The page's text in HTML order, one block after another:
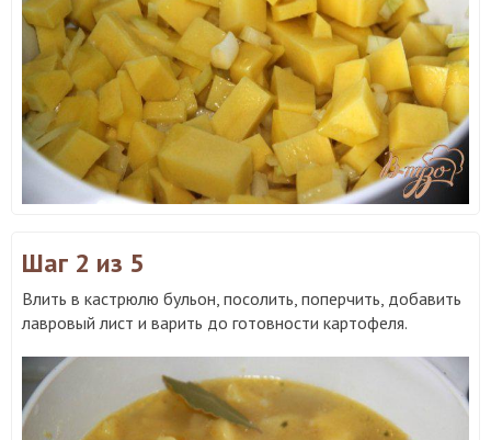
Шаг 2 из 5
Влить в кастрюлю бульон, посолить, поперчить, добавить
лавровый лист и варить до готовности картофеля.